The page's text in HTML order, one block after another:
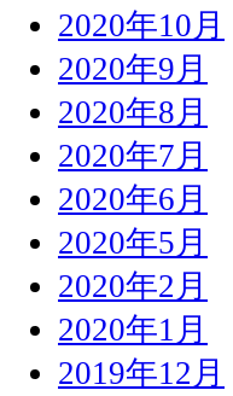
2020年10月
2020年9月
2020年8月
2020年7月
2020年6月
2020年5月
2020年2月
2020年1月
2019年12月